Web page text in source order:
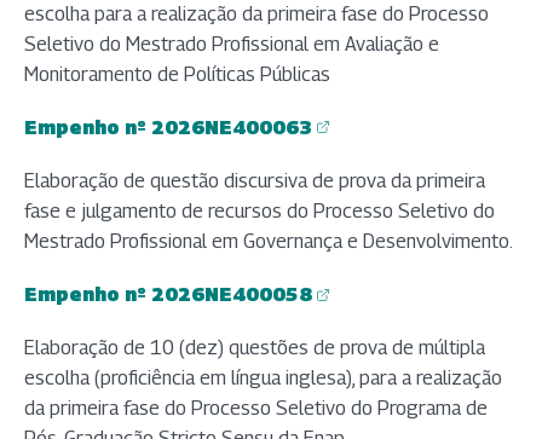
escolha para a realização da primeira fase do Processo
Seletivo do Mestrado Profissional em Avaliação e
Monitoramento de Políticas Públicas
Empenho nº 2026NE400063
(abre em nova aba)
Elaboração de questão discursiva de prova da primeira
fase e julgamento de recursos do Processo Seletivo do
Mestrado Profissional em Governança e Desenvolvimento.
Empenho nº 2026NE400058
(abre em nova aba)
Elaboração de 10 (dez) questões de prova de múltipla
escolha (proficiência em língua inglesa), para a realização
da primeira fase do Processo Seletivo do Programa de